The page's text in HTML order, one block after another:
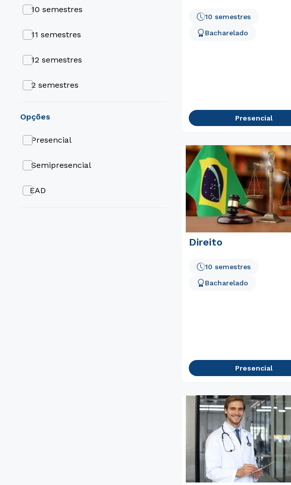
10 semestres
11 semestres
12 semestres
2 semestres
4 semestres
5 semestres
6 semestres
opções
Presencial
Semipresencial
EAD
10 semestres
Bacharelado
Presencial
Direito
10 semestres
Bacharelado
Presencial